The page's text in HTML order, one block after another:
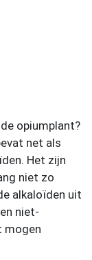
opiumplant?
net als
Het zijn
niet zo
alkaloïden uit
niet-
mogen